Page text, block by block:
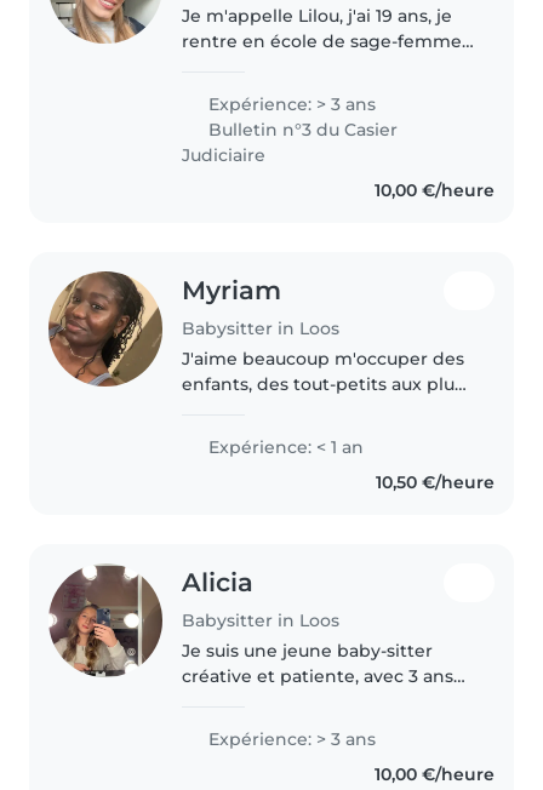
Je m'appelle Lilou, j'ai 19 ans, je
rentre en école de sage-femme
une réorientation. En attendant
cela, je souhaiterais prendre soin
de vos loulous..
Expérience: > 3 ans
Bulletin n°3 du Casier
Judiciaire
10,00 €/heure
Myriam
Babysitter in Loos
J'aime beaucoup m'occuper des
enfants, des tout-petits aux plus
moments de jeux,
d'apprentissage et de
découverte. Je parle français et
Expérience: < 1 an
10,50 €/heure
Alicia
Babysitter in Loos
Je suis une jeune baby-sitter
créative et patiente, avec 3 ans
spécialement avec les enfants
d'âge préscolaire, scolaire et les
ados. Je parle français..
Expérience: > 3 ans
10,00 €/heure